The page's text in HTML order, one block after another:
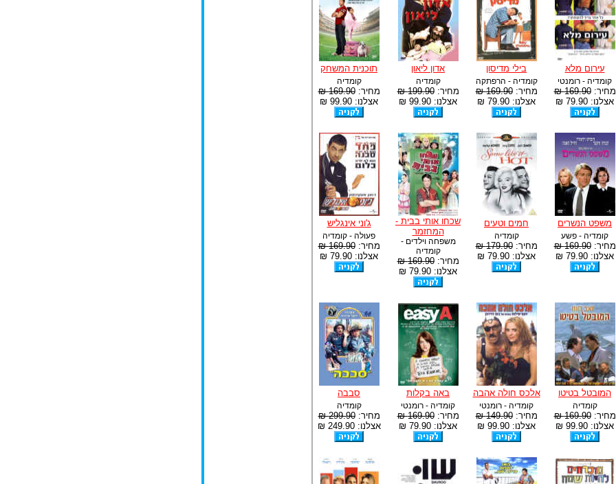
עירום מלא
קומדיה - רומנטי
מחיר:169.90 ₪
אצלנו: 79.90 ₪
בילי מדיסון
קומדיה - הרפתקה
מחיר:169.90 ₪
אצלנו: 79.90 ₪
אדון ליאון
קומדיה
מחיר:199.90 ₪
אצלנו: 99.90 ₪
תוכנית המשחק
קומדיה
מחיר:169.90 ₪
אצלנו: 99.90 ₪
משפט הנשרים
קומדיה - פשע
מחיר:169.90 ₪
אצלנו: 79.90 ₪
חמים וטעים
קומדיה
מחיר:179.90 ₪
אצלנו: 79.90 ₪
שכחו אותי בבית -
המחזמר
משפחה וילדים -
קומדיה
מחיר:169.90 ₪
אצלנו: 79.90 ₪
ג'וני אינגליש
פעולה - קומדיה
מחיר:169.90 ₪
אצלנו: 79.90 ₪
המובטל בטיטו
קומדיה
מחיר:169.90 ₪
אצלנו: 99.90 ₪
אלכס חולה אהבה
קומדיה - רומנטי
מחיר:149.90 ₪
אצלנו: 99.90 ₪
באה בקלות
קומדיה - רומנטי
מחיר:169.90 ₪
אצלנו: 79.90 ₪
סבבה
קומדיה
מחיר:299.90 ₪
אצלנו: 249.90 ₪